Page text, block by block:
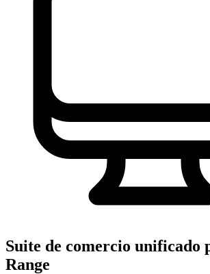
Suite de comercio unificado
Range